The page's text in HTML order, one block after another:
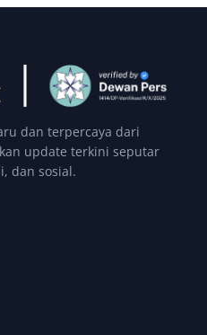
dan terpercaya dari
update terkini seputar
dan sosial.